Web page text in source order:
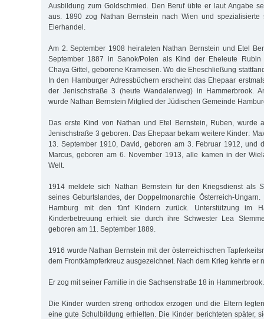
Ausbildung zum Goldschmied. Den Beruf übte er laut Angabe
aus. 1890 zog Nathan Bernstein nach Wien und spezialisierte
Eierhandel.
Am 2. September 1908 heirateten Nathan Bernstein und Etel
September 1887 in Sanok/Polen als Kind der Eheleute
Chaya Gittel, geborene Krameisen. Wo die Eheschließung
In den Hamburger Adressbüchern erscheint das Ehepaar
der Jenischstraße 3 (heute Wandalenweg) in Hammerbrook.
wurde Nathan Bernstein Mitglied der Jüdischen Gemeinde
Das erste Kind von Nathan und Etel Bernstein, Ruben, wurde
Jenischstraße 3 geboren. Das Ehepaar bekam weitere Kinder:
13. September 1910, David, geboren am 3. Februar 1912, und
Marcus, geboren am 6. November 1913, alle kamen in der
Welt.
1914 meldete sich Nathan Bernstein für den Kriegsdienst als
seines Geburtslandes, der Doppelmonarchie Österreich-
Hamburg mit den fünf Kindern zurück. Unterstützung im
Kinderbetreuung erhielt sie durch ihre Schwester Lea
geboren am 11. September 1889.
1916 wurde Nathan Bernstein mit der österreichischen
dem Frontkämpferkreuz ausgezeichnet. Nach dem Krieg kehrte er
Er zog mit seiner Familie in die Sachsenstraße 18 in Hammerbrook.
Die Kinder wurden streng orthodox erzogen und die Eltern
eine gute Schulbildung erhielten. Die Kinder berichteten später,